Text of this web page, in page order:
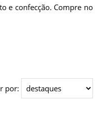
e confecção. Compre no
por: